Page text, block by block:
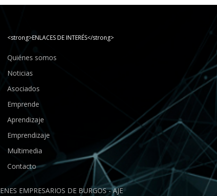
<strong>ENLACES DE INTERÉS</strong>
Quiénes somos
Noticias
Asociados
Emprende
Aprendizaje
Emprendizaje
Multimedia
Contacto
EMPRESARIOS DE BURGOS - AJE